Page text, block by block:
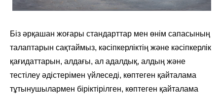
Біз әрқашан жоғары стандарттар мен өнім сапасының
талаптарын сақтаймыз, кәсіпкерліктің және кәсіпкерлік
қағидаттарын, алдағы, ал адалдық, алдың және
тестілеу әдістерімен үйлеседі, көптеген қайталама
тұтынушылармен біріктірілген, көптеген қайталама